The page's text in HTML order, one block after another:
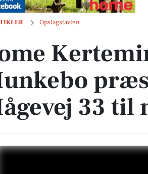
Opslagstavlen
home Kerteminde-Munkebo præsenterer Mågevej
33 til